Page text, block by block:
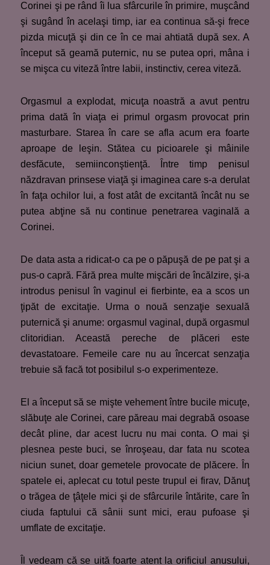
Corinei şi pe rând îi lua sfârcurile în primire, muşcând
şi sugând în acelaşi timp, iar ea continua să-şi frece
pizda micuţă şi din ce în ce mai ahtiată după sex. A
început să geamă puternic, nu se putea opri, mâna i
se mişca cu viteză între labii, instinctiv, cerea viteză.
Orgasmul a explodat, micuţa noastră a avut pentru
prima dată în viaţa ei primul orgasm provocat prin
masturbare. Starea în care se afla acum era foarte
aproape de leşin. Stătea cu picioarele şi mâinile
desfăcute, semiinconştienţă. Între timp penisul
năzdravan prinsese viaţă şi imaginea care s-a derulat
în faţa ochilor lui, a fost atât de excitantă încât nu se
putea abţine să nu continue penetrarea vaginală a
Corinei.
De data asta a ridicat-o ca pe o păpuşă de pe pat şi a
pus-o capră. Fără prea multe mişcări de încălzire, şi-a
introdus penisul în vaginul ei fierbinte, ea a scos un
ţipăt de excitaţie. Urma o nouă senzaţie sexuală
puternică şi anume: orgasmul vaginal, după orgasmul
clitoridian. Această pereche de plăceri este
devastatoare. Femeile care nu au încercat senzaţia
trebuie să facă tot posibilul s-o experimenteze.
El a început să se mişte vehement între bucile micuţe,
slăbuţe ale Corinei, care păreau mai degrabă osoase
decât pline, dar acest lucru nu mai conta. O mai şi
plesnea peste buci, se înroşeau, dar fata nu scotea
niciun sunet, doar gemetele provocate de plăcere. În
spatele ei, aplecat cu totul peste trupul ei firav, Dănuţ
o trăgea de ţâţele mici şi de sfârcurile întărite, care în
ciuda faptului că sânii sunt mici, erau pufoase şi
umflate de excitaţie.
Îl vedeam că se uită foarte atent la orificiul anusului,